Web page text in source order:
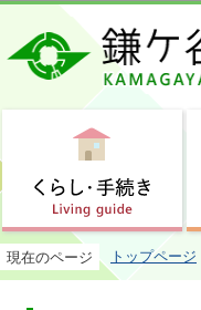
現在のページ トップページ